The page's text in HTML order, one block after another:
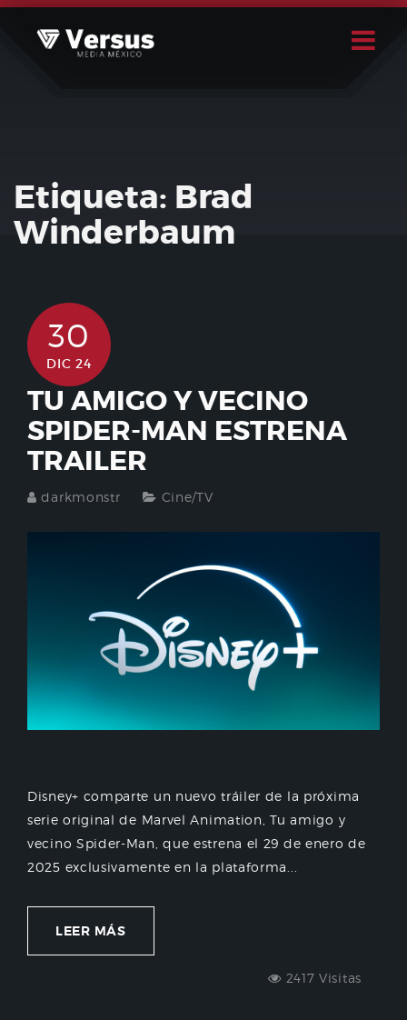
Skip
Etiqueta: Brad
Winderbaum
30
DIC 24
TU AMIGO Y VECINO
SPIDER-MAN ESTRENA
TRAILER
darkmonstr Cine/TV
Disney+ comparte un nuevo tráiler de la próxima
serie original de Marvel Animation, Tu amigo y
vecino Spider-Man, que estrena el 29 de enero de
2025 exclusivamente en la plataforma...
LEER MÁS
2417 Visitas